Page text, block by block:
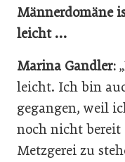
Männerdomäne
leicht …
Marina Gandler:
leicht. Ich bin
gegangen, weil
noch nicht
Metzgerei zu